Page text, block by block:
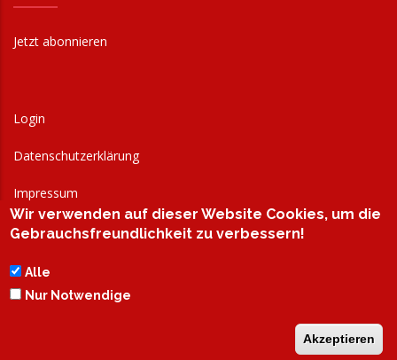
Jetzt abonnieren
Login
Datenschutzerklärung
Impressum
AGB
Wir verwenden auf dieser Website Cookies, um die
Gebrauchsfreundlichkeit zu verbessern!
Alle
Nur Notwendige
Akzeptieren